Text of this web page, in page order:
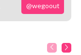
@wegoout